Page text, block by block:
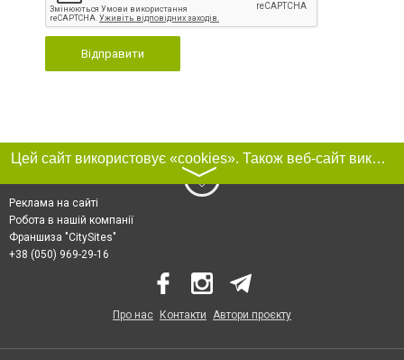
Відправити
Цей сайт використовує «cookies». Також веб-сайт використовує інтернет-сервіс для збору технічних даних стосовно відвідувачів з метою отримання маркетингової та статистичної інформації. Умови обробки даних відвідувачів сайту див.
〉
Реклама на сайті
Робота в нашій компанії
Франшиза "CitySites"
+38 (050) 969-29-16
Про нас Контакти Автори проєкту